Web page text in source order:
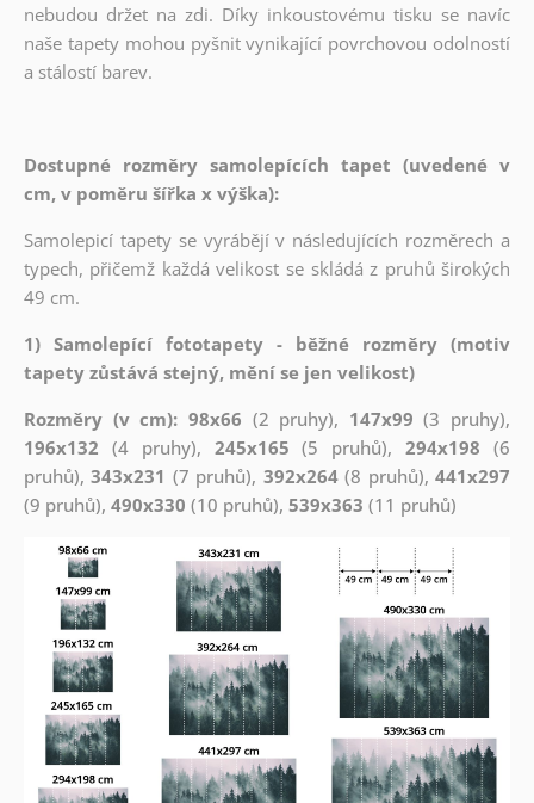
nebudou držet na zdi. Díky inkoustovému tisku se navíc
naše tapety mohou pyšnit vynikající povrchovou odolností
a stálostí barev.
Dostupné rozměry samolepících tapet (uvedené v
cm, v poměru šířka x výška):
Samolepicí tapety se vyrábějí v následujících rozměrech a
typech, přičemž každá velikost se skládá z pruhů širokých
49 cm.
1) Samolepící fototapety - běžné rozměry (motiv
tapety zůstává stejný, mění se jen velikost)
Rozměry (v cm): 98x66 (2 pruhy), 147x99 (3 pruhy),
196x132 (4 pruhy), 245x165 (5 pruhů),294x198 (6
pruhů),343x231 (7 pruhů), 392x264(8 pruhů),441x297
(9 pruhů), 490x330 (10 pruhů), 539x363 (11 pruhů)